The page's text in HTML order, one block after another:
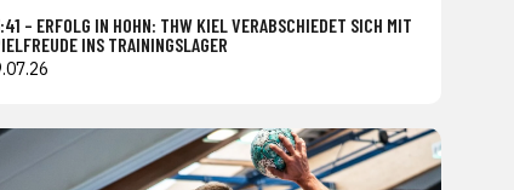
– ERFOLG IN HOHN: THW KIEL VERABSCHIEDET SICH MIT
INS TRAININGSLAGER